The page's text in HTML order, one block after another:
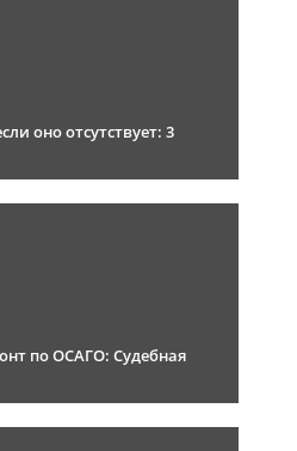
оно отсутствует: 3
по ОСАГО: Судебная